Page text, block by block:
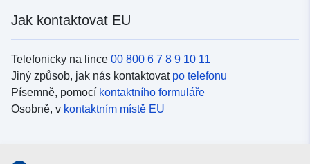
Jak kontaktovat EU
Telefonicky na lince 00 800 6 7 8 9 10 11
Jiný způsob, jak nás kontaktovat po telefonu
Písemně, pomocí kontaktního formuláře
Osobně, v kontaktním místě EU